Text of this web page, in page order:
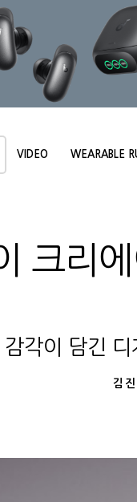
VIDEO WEARABLE
크리
감각이 담긴
김